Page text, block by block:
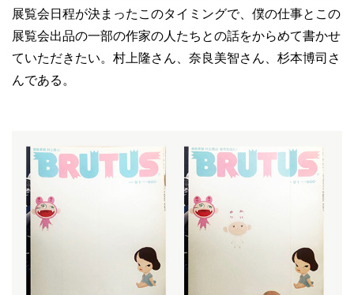
展覧会日程が決まったこのタイミングで、僕の仕事とこの
展覧会出品の一部の作家の人たちとの話をからめて書かせ
ていただきたい。村上隆さん、奈良美智さん、杉本博司さ
んである。